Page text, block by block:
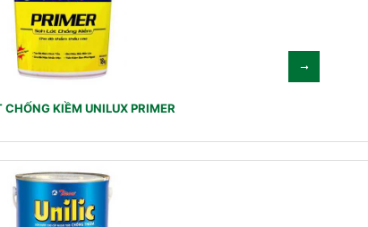
CHỐNG KIỀM UNILUX PRIMER